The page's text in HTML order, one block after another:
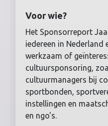
Voor wie?
Het Sponsorreport
iedereen in Nederland
werkzaam of
cultuursponsoring,
cultuurmanagers bij
sportbonden,
instellingen en
en ngo's.